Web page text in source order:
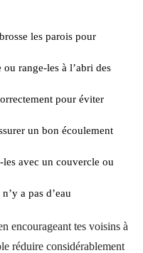
les parois pour
range-les à l’abri des
pour éviter
un bon écoulement
les avec un couvercle ou
a pas d’eau
encourageant tes voisins à
réduire considérablement